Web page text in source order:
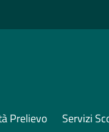
Prelievo Servizi